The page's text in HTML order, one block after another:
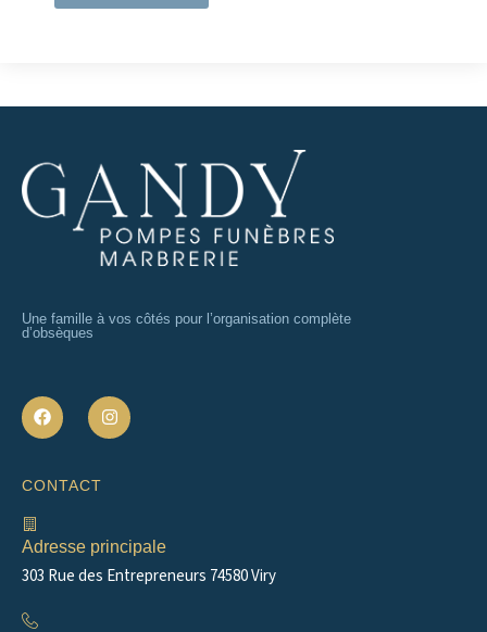
Une famille à vos côtés pour l’organisation complète
d’obsèques
F
a
c
o
I
n
s
m
CONTACT
Adresse principale
303 Rue des Entrepreneurs 74580 Viry